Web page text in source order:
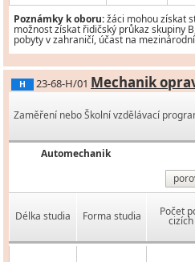
Poznámky k oboru:žáci mohou získat
možnost získat řidičský průkaz skupiny
pobyty v zahraničí, účast na
H 23-68-H/01 Mechanik
Zaměření nebo Školní vzdělávací
Automechanik
Délka studia Forma studia Počet